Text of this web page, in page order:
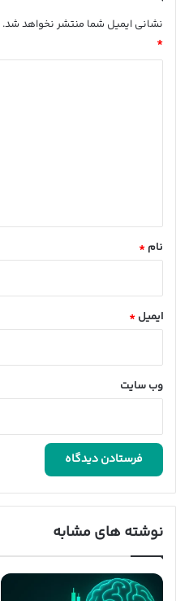
نشانی ایمیل شما منتشر نخواهد شد.
*
نام *
ایمیل *
وب‌ سایت
نوشته های مشابه